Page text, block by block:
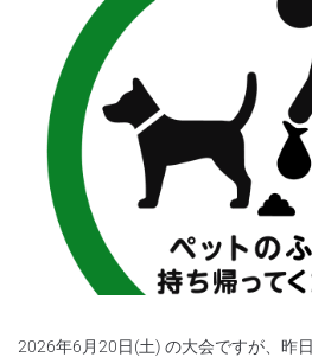
2026年6月20日(土) の大会ですが、昨